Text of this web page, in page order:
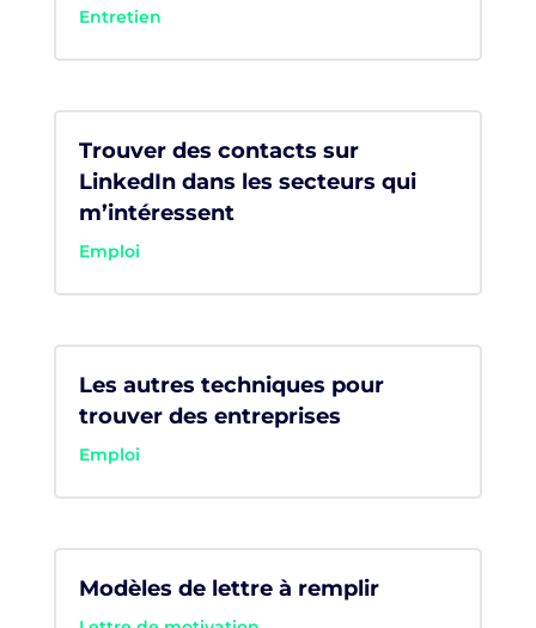
Entretien
Trouver des contacts sur
LinkedIn dans les secteurs qui
m’intéressent
Emploi
Les autres techniques pour
trouver des entreprises
Emploi
Modèles de lettre à remplir